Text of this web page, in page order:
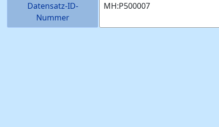
Datensatz-ID-
Nummer
MH:P500007